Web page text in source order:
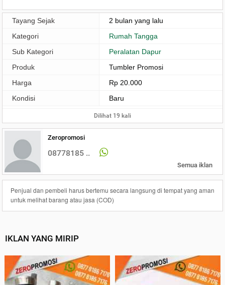
Tayang Sejak
2 bulan yang lalu
Kategori
Rumah Tangga
Sub Kategori
Peralatan Dapur
Produk
Tumbler Promosi
Harga
Rp 20.000
Kondisi
Baru
Dilihat 19 kali
Zeropromosi
08778185 ..
Semua iklan
Penjual dan pembeli harus bertemu secara langsung di tempat yang aman
untuk melihat barang atau jasa (COD)
IKLAN YANG MIRIP